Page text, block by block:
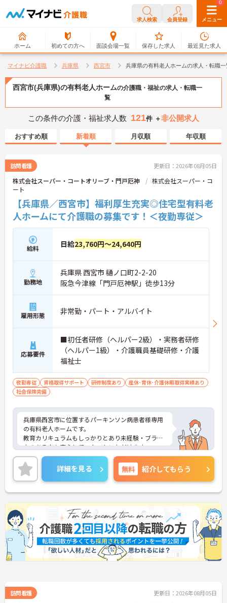
求人検索 会員登録 メニュー
ホーム 初めての方へ 面談会場一覧
0
保存した求人
0
最近見た求人
マイナビ介護職 兵庫県 西宮市 兵庫県の有料老人ホームの求人・転職一
西宮市(兵庫県)の有料老人ホームの介護職・福祉の求人・転職一
覧
この条件の介護・福祉求人数 121件 ＋非公開求人
おすすめ順 新着順 月収順 年収順
訪問看護 更新日：2026年08月05日
株式会社スーパー・コートオリーブ・門戸厄神
株式会社スーパー・コ
ート
【兵庫県／西宮市】福利厚生充実◎住宅型有料老
人ホームにて介護職の募集です！＜夜勤専従＞
給料 日給23,760円～24,640円
勤務地
兵庫県 西宮市 樋ノ口町2-2-20
阪急今津線「門戸厄神駅」徒歩13分
雇用形態 非常勤・パート・アルバイト
応募要件
■初任者研修（ヘルパー2級）・実務者研修
（ヘルパー1級）・介護職員基礎研修・介護
福祉士
夜勤専従 資格取得サポート 研修制度あり
産休･育休･介護休暇取得実績あり
社会保険完備
兵庫県西宮市に位置するパーキンソン病患者様専用
の有料老人ホームです。
教育カリキュラムもしっかりとあり未経験・ブラン
クのある方も安心してスタートいただけます。
福利厚生充実！残業少なめ◎
ご興味ある方には、面接対策ポイントなど、さらに
詳細をお話しいたしますのでお気軽にご相談くださ
い！
詳細を見る 無料 紹介してもらう
訪問看護 更新日：2026年08月05日